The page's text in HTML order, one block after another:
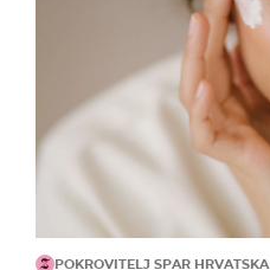
POKROVITELJ SPAR HRVATSKA